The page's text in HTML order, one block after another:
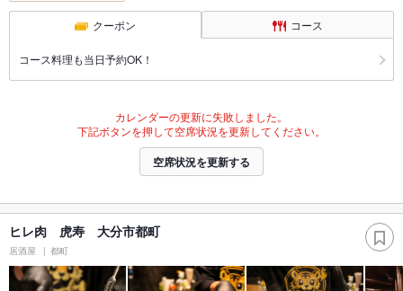
クーポン コース
コース料理も当日予約OK！
カレンダーの更新に失敗しました。
下記ボタンを押して空席状況を更新してください。
空席状況を更新する
ヒレ肉 虎寿 大分市都町
居酒屋 都町